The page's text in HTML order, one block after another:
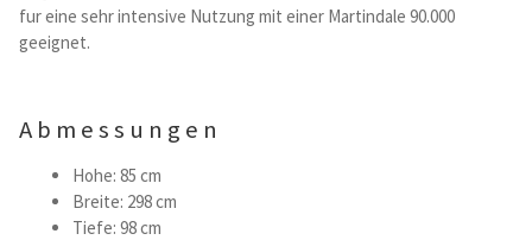
fur eine sehr intensive Nutzung mit einer Martindale 90.000
geeignet.
Abmessungen
Hohe: 85 cm
Breite: 298 cm
Tiefe: 98 cm